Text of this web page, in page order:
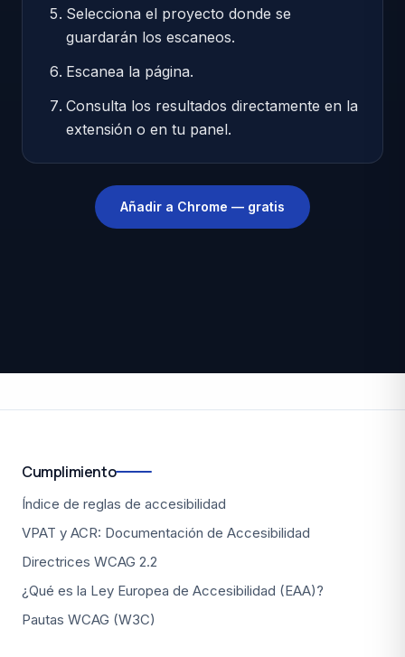
Selecciona el proyecto donde se
guardarán los escaneos.
Escanea la página.
Consulta los resultados directamente en la
extensión o en tu panel.
Añadir a Chrome — gratis
Cumplimiento
Índice de reglas de accesibilidad
VPAT y ACR: Documentación de Accesibilidad
Directrices WCAG 2.2
¿Qué es la Ley Europea de Accesibilidad (EAA)?
Pautas WCAG (W3C)